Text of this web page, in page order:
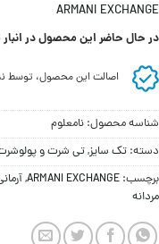
ARMANI EXCHANGE
در حال حاضر این محصول در
اصالت این محصول، توسط
شناسه محصول: نامعلوم
دسته: تک سایز,تی شرت و
برچسب: ARMANI EXCHANGE
,
مردانه